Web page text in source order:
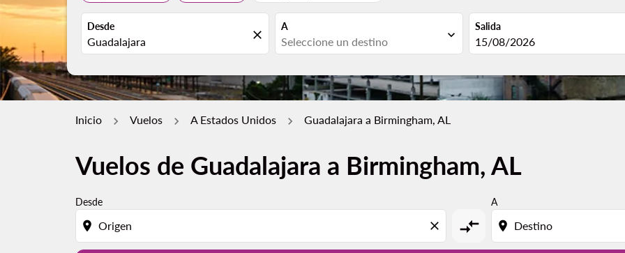
Desde
close
A
expand_more
Salida
fc-booking-departure-date-
15/08/2026
Inicio Vuelos A Estados Unidos Guadalajara a Birmingham, AL
Vuelos de Guadalajara a Birmingham, AL
Desde
location_on close compare_arrows
A
location_on
Por favor, intente actualizar su ruta (origen y / o destino) o interactúe con fechas individuales a